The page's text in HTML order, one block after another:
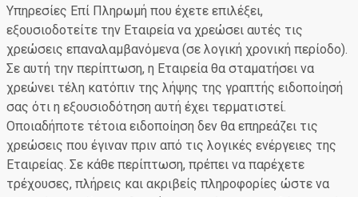
Υπηρεσίες Επί Πληρωμή που έχετε επιλέξει,
εξουσιοδοτείτε την Εταιρεία να χρεώσει αυτές τις
χρεώσεις επαναλαμβανόμενα (σε λογική χρονική περίοδο).
Σε αυτή την περίπτωση, η Εταιρεία θα σταματήσει να
χρεώνει τέλη κατόπιν της λήψης της γραπτής ειδοποίησή
σας ότι η εξουσιοδότηση αυτή έχει τερματιστεί.
Οποιαδήποτε τέτοια ειδοποίηση δεν θα επηρεάζει τις
χρεώσεις που έγιναν πριν από τις λογικές ενέργειες της
Εταιρείας. Σε κάθε περίπτωση, πρέπει να παρέχετε
τρέχουσες, πλήρεις και ακριβείς πληροφορίες ώστε να